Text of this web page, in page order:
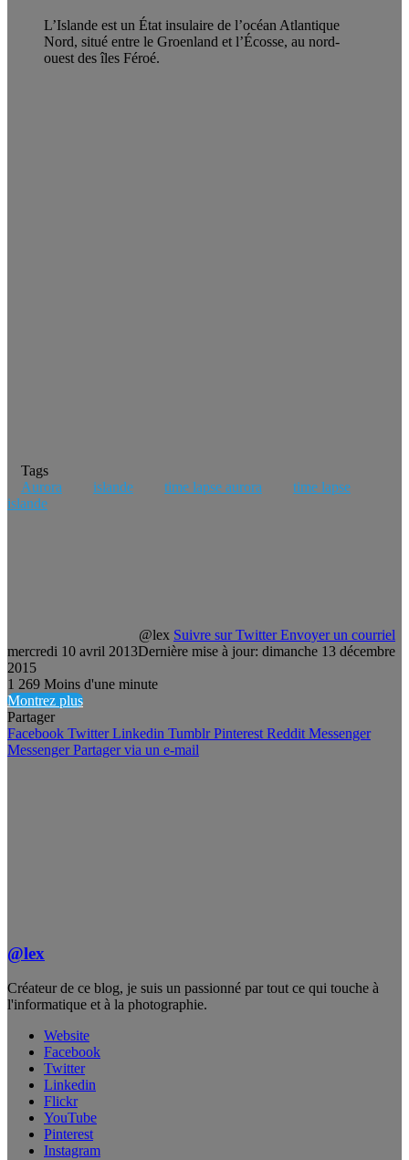
L’Islande est un État insulaire de l’océan Atlantique
Nord, situé entre le Groenland et l’Écosse, au nord-
ouest des îles Féroé.
Tags
Aurora
islande time lapse aurora
time lapse
islande
@lex Suivre sur Twitter Envoyer un courriel
mercredi 10 avril 2013Dernière mise à jour: dimanche 13 décembre
2015
1 269 Moins d'une minute
Montrez plus
Partager
Facebook Twitter Linkedin Tumblr Pinterest Reddit Messenger
Messenger Partager via un e-mail
@lex
Créateur de ce blog, je suis un passionné par tout ce qui touche à
l'informatique et à la photographie.
Website
Facebook
Twitter
Linkedin
Flickr
YouTube
Pinterest
Instagram